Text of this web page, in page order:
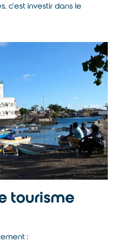
c’est investir dans le
tourisme
: